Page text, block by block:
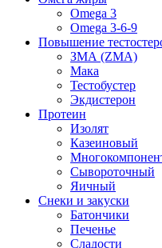
Omega 3
Omega 3-6-9
Повышение
ЗМА (ZMA)
Мака
Тестобустер
Экдистерон
Протеин
Изолят
Казеиновый
Сывороточный
Яичный
Снеки и закуски
Батончики
Печенье
Сладости